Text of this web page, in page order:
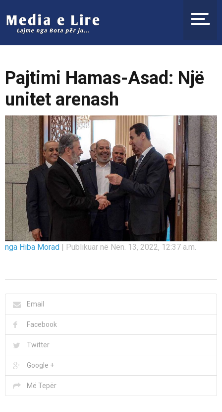
Pajtimi Hamas-Asad: Një
unitet arenash
nga Hiba Morad | Publikuar në Nën. 13, 2022, 12:37 a.m.
Email
Facebook
Twitter
Google +
Më Tepër